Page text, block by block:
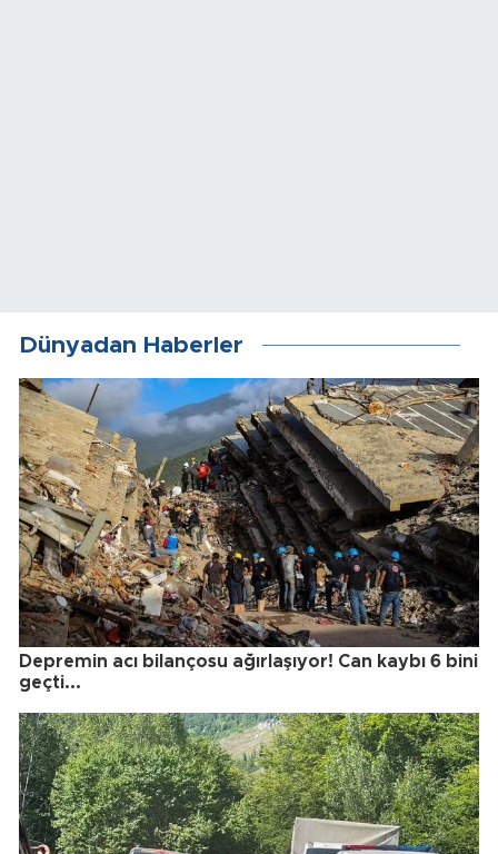
Dünyadan Haberler
Depremin acı bilançosu ağırlaşıyor! Can kaybı 6 bini
geçti...